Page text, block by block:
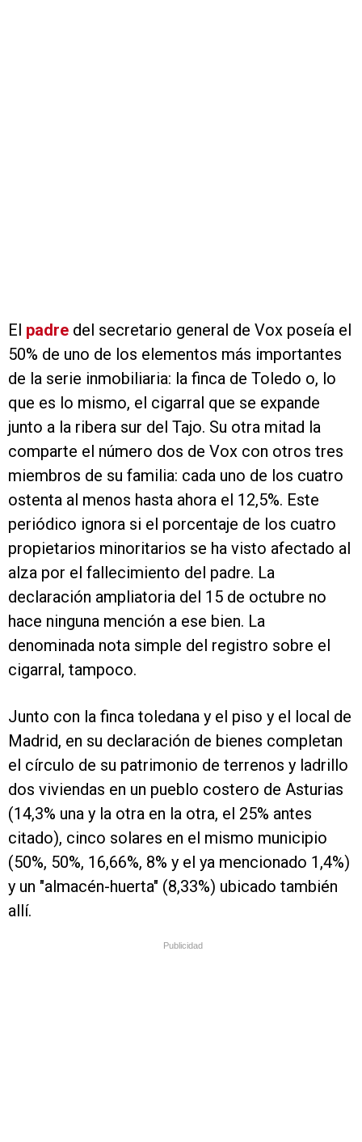
El padre del secretario general de Vox poseía el
50% de uno de los elementos más importantes
de la serie inmobiliaria: la finca de Toledo o, lo
que es lo mismo, el cigarral que se expande
junto a la ribera sur del Tajo. Su otra mitad la
comparte el número dos de Vox con otros tres
miembros de su familia: cada uno de los cuatro
ostenta al menos hasta ahora el 12,5%. Este
periódico ignora si el porcentaje de los cuatro
propietarios minoritarios se ha visto afectado al
alza por el fallecimiento del padre. La
declaración ampliatoria del 15 de octubre no
hace ninguna mención a ese bien. La
denominada nota simple del registro sobre el
cigarral, tampoco.
Junto con la finca toledana y el piso y el local de
Madrid, en su declaración de bienes completan
el círculo de su patrimonio de terrenos y ladrillo
dos viviendas en un pueblo costero de Asturias
(14,3% una y la otra en la otra, el 25% antes
citado), cinco solares en el mismo municipio
(50%, 50%, 16,66%, 8% y el ya mencionado 1,4%)
y un "almacén-huerta" (8,33%) ubicado también
allí.
Publicidad